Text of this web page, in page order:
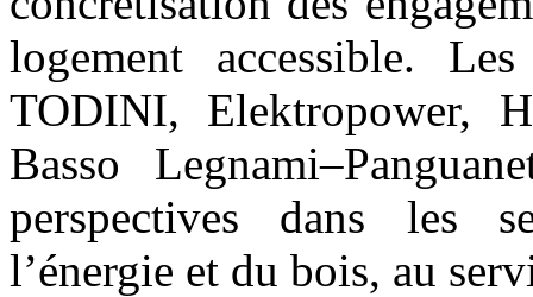
logement accessible.
TODINI, Elektropower,
Basso
perspectives dans les
l’énergie et du bois, au